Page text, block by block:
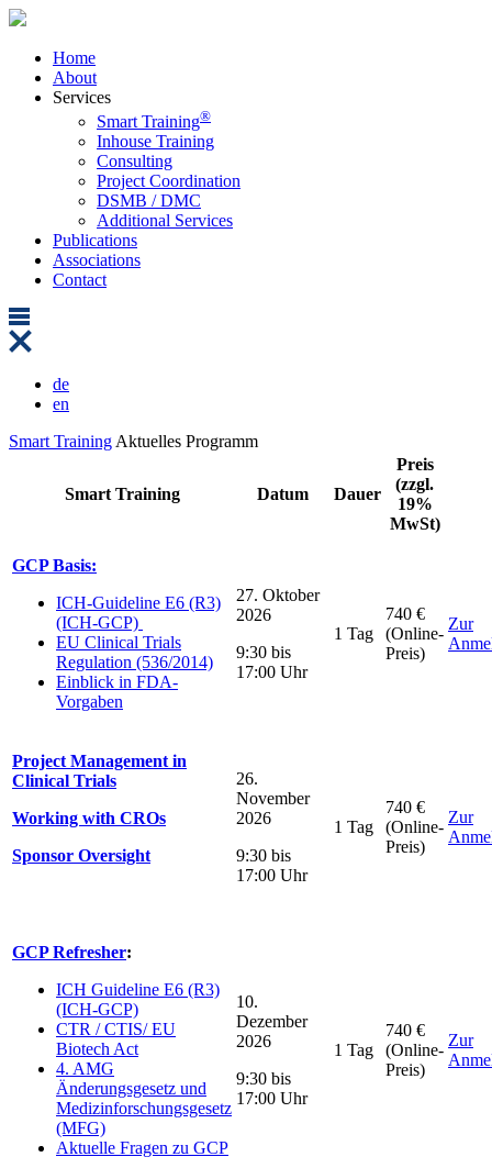
Home
About
Services
Smart Training®
Inhouse Training
Consulting
Project Coordination
DSMB / DMC
Additional Services
Publications
Associations
Contact
de
en
Smart Training Aktuelles Programm
Smart Training Datum Dauer
Preis
(zzgl.
19%
MwSt)
GCP Basis:
ICH-Guideline E6 (R3)
(ICH-GCP)
EU Clinical Trials
Regulation (536/2014)
Einblick in FDA-
Vorgaben
27. Oktober
2026
9:30 bis
17:00 Uhr
1 Tag
740 €
(Online-
Preis)
Zur
Project Management in
Clinical Trials
Working with CROs
Sponsor Oversight
26.
November
2026
9:30 bis
17:00 Uhr
1 Tag
740 €
(Online-
Preis)
Zur
GCP Refresher:
ICH Guideline E6 (R3)
(ICH-GCP)
CTR / CTIS/ EU
Biotech Act
4. AMG
Änderungsgesetz und
Medizinforschungsgesetz
(MFG)
Aktuelle Fragen zu GCP
10.
Dezember
2026
9:30 bis
17:00 Uhr
1 Tag
740 €
(Online-
Preis)
Zur